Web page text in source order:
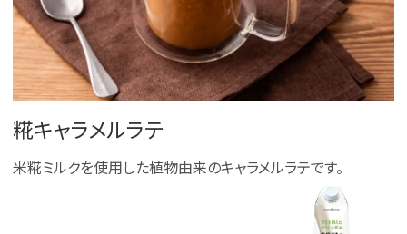
糀キャラメルラテ
米糀ミルクを使用した植物由来のキャラメルラテです。